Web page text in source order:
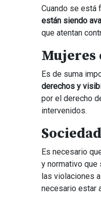
Cuando se está
están siendo
que atentan
Mujeres
Es de suma
derechos y
por el derecho
intervenidos.
Sociedad
Es necesario
y normativo que
las violaciones
necesario estar